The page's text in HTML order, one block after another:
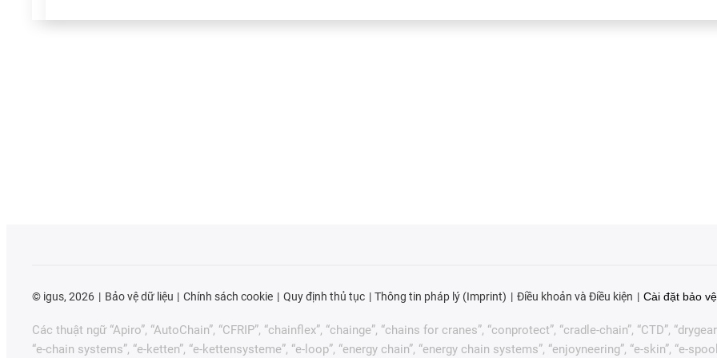
© igus, 2026 Bảo vệ dữ liệu Chính sách cookie Quy định thủ tục Thông tin pháp lý (Imprint) Điều khoản và Điều kiện Cài đặt bảo
Các thuật ngữ “Apiro”, “AutoChain”, “CFRIP”, “chainflex”, “chainge”, “chains for cranes”, “conprotect”, “cradle-chain”, “CTD”,
“e-chain systems”, “e-ketten”, “e-kettensysteme”, “e-loop”, “energy chain”, “energy chain systems”, “enjoyneering”, “e-skin”, “e-